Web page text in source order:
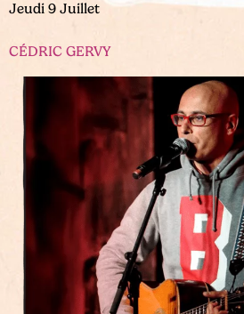
Jeudi 9 Juillet
CÉDRIC GERVY